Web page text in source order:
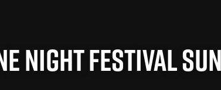
Night Festival